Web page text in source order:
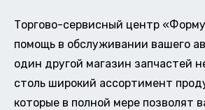
Торгово-сервисный центр
помощь в обслуживании вашего
один другой магазин запчастей
столь широкий ассортимент
которые в полной мере позволят